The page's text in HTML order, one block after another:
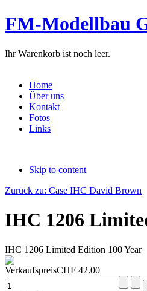
FM-Modellbau
Ihr Warenkorb ist noch leer.
Home
Über uns
Kontakt
Fotos
Links
Skip to content
Zurück zu: Case IHC David Brown
IHC 1206
IHC 1206 Limited Edition 100 Year
VerkaufspreisCHF 42.00